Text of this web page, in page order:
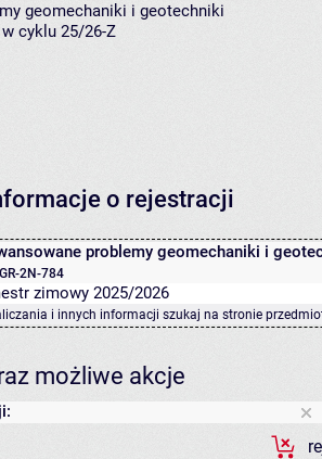
geomechaniki i geotechniki
cyklu 25/26-Z
o rejestracji
problemy geomechaniki i
2N-784
zimowy 2025/2026
i innych informacji szukaj na stronie
możliwe akcje